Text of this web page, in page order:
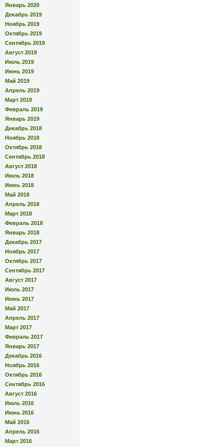
Январь 2020
Декабрь 2019
Ноябрь 2019
Октябрь 2019
Сентябрь 2019
Август 2019
Июль 2019
Июнь 2019
Май 2019
Апрель 2019
Март 2019
Февраль 2019
Январь 2019
Декабрь 2018
Ноябрь 2018
Октябрь 2018
Сентябрь 2018
Август 2018
Июль 2018
Июнь 2018
Май 2018
Апрель 2018
Март 2018
Февраль 2018
Январь 2018
Декабрь 2017
Ноябрь 2017
Октябрь 2017
Сентябрь 2017
Август 2017
Июль 2017
Июнь 2017
Май 2017
Апрель 2017
Март 2017
Февраль 2017
Январь 2017
Декабрь 2016
Ноябрь 2016
Октябрь 2016
Сентябрь 2016
Август 2016
Июль 2016
Июнь 2016
Май 2016
Апрель 2016
Март 2016